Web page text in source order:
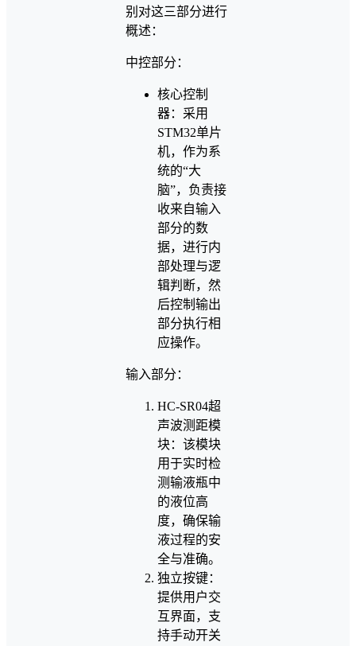
别对这三部分进行
概述：
中控部分：
核心控制
器：采用
STM32单片
机，作为系
统的“大
脑”，负责接
收来自输入
部分的数
据，进行内
部处理与逻
辑判断，然
后控制输出
部分执行相
应操作。
输入部分：
HC-SR04超
声波测距模
块：该模块
用于实时检
测输液瓶中
的液位高
度，确保输
液过程的安
全与准确。
独立按键：
提供用户交
互界面，支
持手动开关